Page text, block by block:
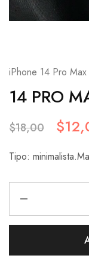
iPhone 14 Pro Max
14 PRO
$18,00 $
Tipo: